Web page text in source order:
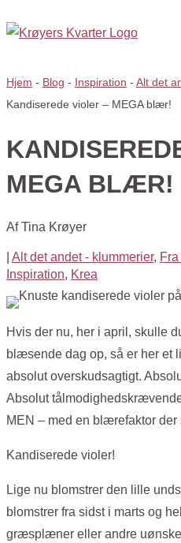
Hjem - Blog - Inspiration - Alt det
Kandiserede violer – MEGA blær!
MEGA BLÆR!
AfTina Krøyer
Alt det andet - klummerier,
Inspiration, Krea
Hvis der nu, her i april, skulle
blæsende dag op, så er her et
absolut overskudsagtigt.
Absolut
MEN – med en blærefaktor
Kandiserede violer!
Lige nu blomstrer den lille
blomstrer fra sidst i marts og
græsplæner eller andre